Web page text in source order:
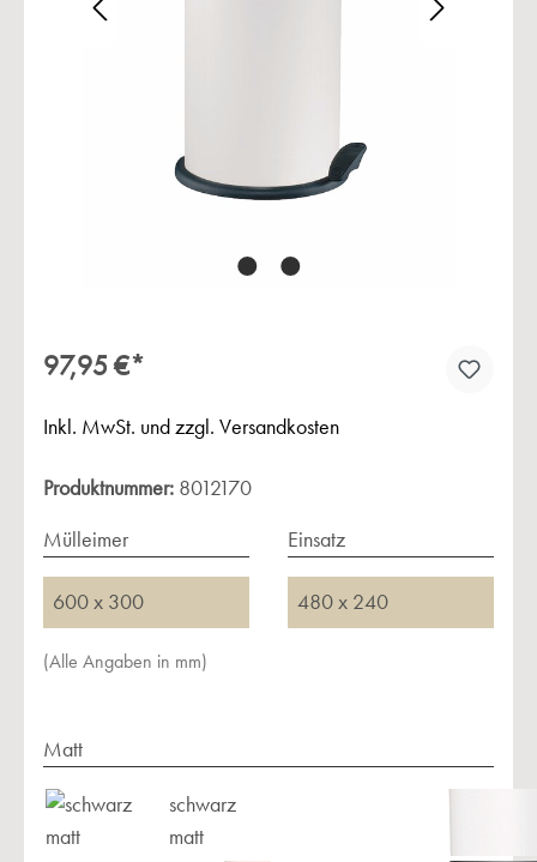
Bildergalerie überspringen
97,95 €*
Inkl. MwSt. und zzgl. Versandkosten
Produktnummer: 8012170
Mülleimer
600 x 300
Einsatz
480 x 240
(Alle Angaben in mm)
Matt
schwarz
matt